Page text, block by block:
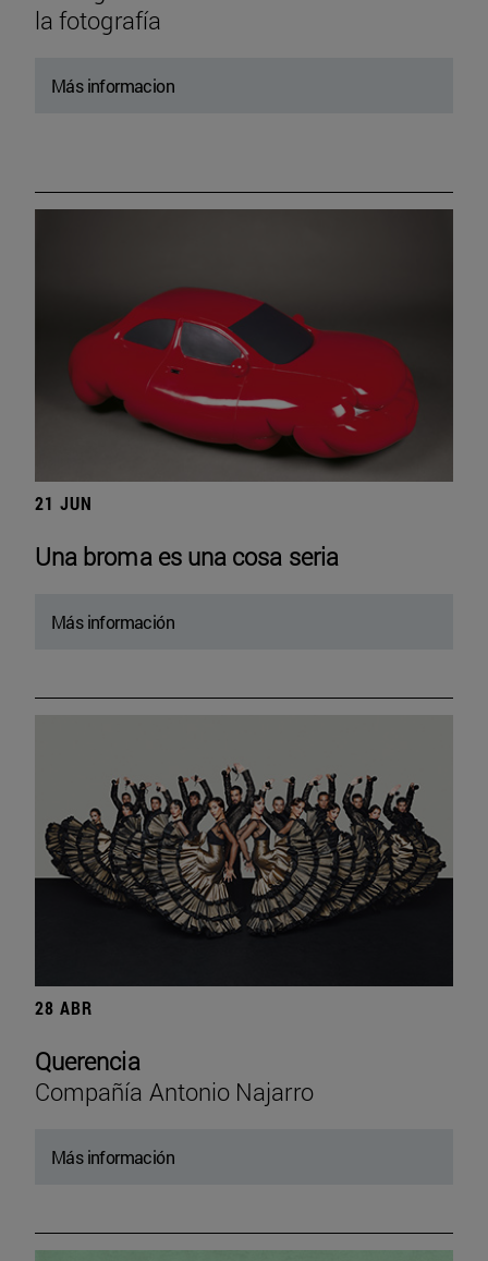
la fotografía
Más informacion
21 JUN
Una broma es una cosa seria
Más información
28 ABR
Querencia
Compañía Antonio Najarro
Más información